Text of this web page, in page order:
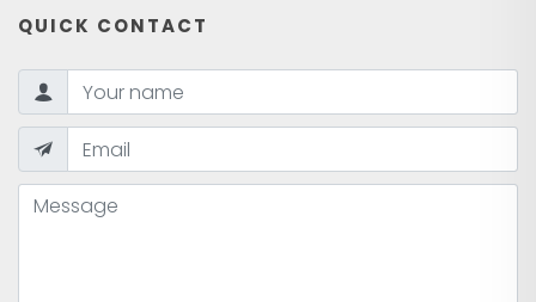
QUICK CONTACT